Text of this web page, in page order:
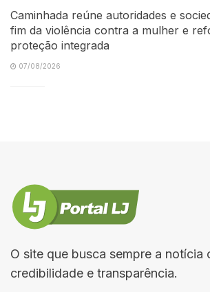
Caminhada reúne autoridades e
fim da violência contra a mulher e
proteção integrada
07/08/2026
O site que busca sempre a notícia
credibilidade e transparência.